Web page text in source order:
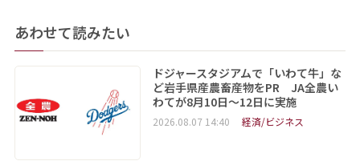
あわせて読みたい
ドジャースタジアムで「いわて牛」な
ど岩手県産農畜産物をPR JA全農い
わてが8月10日～12日に実施
2026.08.07 14:40 経済/ビジネス